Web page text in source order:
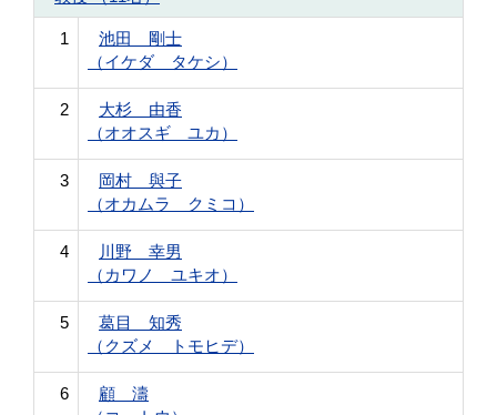
1
池田 剛士
（イケダ タケシ）
2
大杉 由香
（オオスギ ユカ）
3
岡村 與子
（オカムラ クミコ）
4
川野 幸男
（カワノ ユキオ）
5
葛目 知秀
（クズメ トモヒデ）
6
顧 濤